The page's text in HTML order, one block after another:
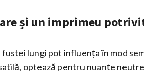
și un imprimeu
fustei lungi pot influența în mod
optează pentru nuanțe